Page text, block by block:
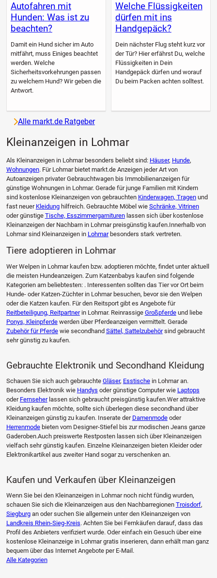
Autofahren mit
Hunden: Was ist zu
beachten?
Damit ein Hund sicher im Auto
mitfährt, muss Einiges beachtet
werden. Welche
Sicherheitsvorkehrungen passen
zu welchem Hund? Wir geben die
Antwort.
Welche Flüssigkeiten
dürfen mit ins
Handgepäck?
Dein nächster Flug steht kurz vor
der Tür? Hier erfährst Du, welche
Flüssigkeiten in Dein
Handgepäck dürfen und worauf
Du beim Packen achten solltest.
Alle markt.de Ratgeber
Kleinanzeigen in Lohmar
Als Kleinanzeigen in Lohmar besonders beliebt sind: Häuser, Hunde,
Wohnungen. Für Lohmar bietet markt.de Anzeigen jeder Art von
Autoanzeigen privater Gebrauchtwagen bis Immobilienanzeigen für
günstige Wohnungen in Lohmar. Gerade für junge Familien mit Kindern
sind kostenlose Kleinanzeigen von gebrauchten Kinderwagen, Tragenund
fast neuer Kleidunghilfreich. Gebrauchte Möbel wie Schränke, Vitrinen
oder günstige Tische, Esszimmergarniturenlassen sich über kostenlose
Kleinanzeigen der Nachbarn in Lohmar preisgünstig kaufen.Innerhalb von
Lohmar sind Kleinanzeigen in Lohmarbesonders stark vertreten.
Tiere adoptieren in Lohmar
Wer Welpen in Lohmar kaufen bzw. adoptieren möchte, findet unter aktuell
die meisten Hundeanzeigen. Zum Katzenbabys kaufen sind folgende
Kategorien am beliebtesten: . Interessenten sollten das Tier vor Ort beim
Hunde- oder Katzen-Züchter in Lohmar besuchen, bevor sie den Welpen
oder die Katzen kaufen. Für den Reitsport gibt es Angebote für
Reitbeteiligung, Reitpartnerin Lohmar. Reinrassige Großpferdeund liebe
Ponys, Kleinpferdewerden über Pferdeanzeigen vermittelt. Gerade
Zubehör für Pferdewie secondhand Sättel, Sattelzubehörsind gebraucht
sehr günstig zu kaufen.
Gebrauchte Elektronik und Secondhand Kleidung
Schauen Sie sich auch gebrauchte Gläser, Esstischein Lohmar an.
Besonders Elektronik wie Handys oder günstige Computer wie Laptops
oder Fernseherlassen sich gebraucht preisgünstig kaufen.Wer attraktive
Kleidung kaufen möchte, sollte sich überlegen diese secondhand über
Kleinanzeigen günstig zu kaufen. Inserate der Damenmodeoder
Herrenmodebieten vom Designer-Stiefel bis zur modischen Jeans ganze
Gaderoben.Auch preiswerte Restposten lassen sich über Kleinanzeigen
vielfach sehr günstig kaufen. Einzelne Kleinanzeigen bieten Kleider oder
Elektronikartikel aus zweiter Hand sogar zu verschenken an.
Kaufen und Verkaufen über Kleinanzeigen
Wenn Sie bei den Kleinanzeigen in Lohmar noch nicht fündig wurden,
schauen Sie sich die Kleinanzeigen aus den Nachbarregionen Troisdorf,
Siegburgan oder suchen Sie allgemein unter den Kleinanzeigen von
Landkreis Rhein-Sieg-Kreis. Achten Sie bei Fernkäufen darauf, dass das
Profil des Anbieters verifiziert wurde. Oder einfach ein Gesuch über eine
kostenlose Kleinanzeige in Lohmar gratis inserieren, dann erhält man ganz
bequem über das Internet Angebote per E-Mail.
Alle Kategorien